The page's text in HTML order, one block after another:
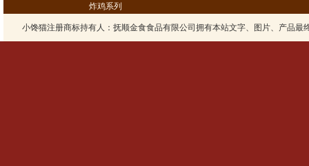
炸鸡系列
小馋猫注册商标持有人：抚顺金食食品有限公司拥有本站文字、图片、产